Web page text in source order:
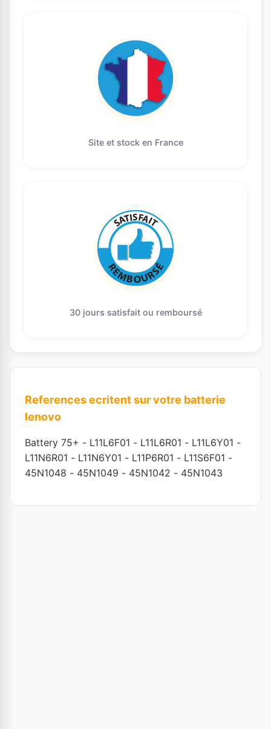
Site et stock en France
30 jours satisfait ou remboursé
References ecritent sur votre batterie
lenovo
Battery 75+ - L11L6F01 - L11L6R01 - L11L6Y01 -
L11N6R01 - L11N6Y01 - L11P6R01 - L11S6F01 -
45N1048 - 45N1049 - 45N1042 - 45N1043